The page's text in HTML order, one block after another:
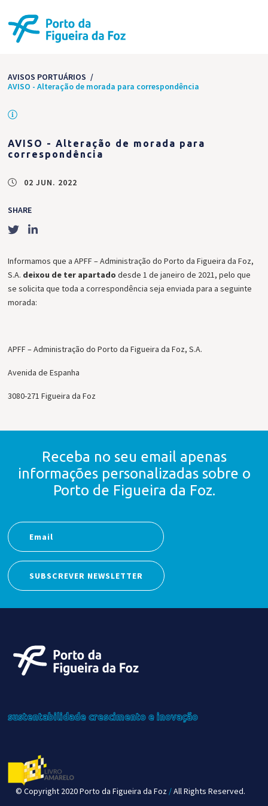
AVISOS PORTUÁRIOS /
AVISO - Alteração de morada para correspondência
AVISO - Alteração de morada para
correspondência
02 JUN. 2022
SHARE
Informamos que a APFF – Administração do Porto da Figueira da Foz,
S.A. deixou de ter apartado desde 1 de janeiro de 2021, pelo que
se solicita que toda a correspondência seja enviada para a seguinte
morada:
APFF – Administração do Porto da Figueira da Foz, S.A.
Avenida de Espanha
3080-271 Figueira da Foz
Receba no seu email apenas
informações personalizadas sobre o
Porto de Figueira da Foz.
SUBSCREVER NEWSLETTER
sustentabilidadecrescimentoe inovação
© Copyright 2020 Porto da Figueira da Foz /All Rights Reserved.